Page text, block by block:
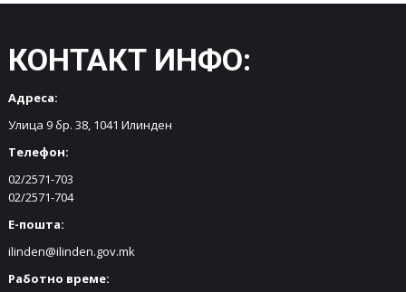
КОНТАКТ ИНФО:
Адреса:
Улица 9 бр. 38, 1041 Илинден
Телефон:
02/2571-703
02/2571-704
Е-пошта:
ilinden@ilinden.gov.mk
Работно време: